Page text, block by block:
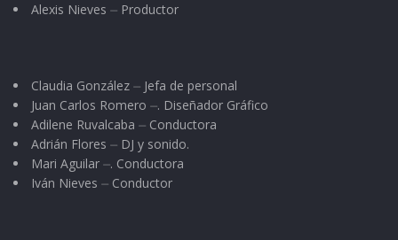
Alexis Nieves ⏤ Productor
Claudia González ⏤ Jefa de personal
Juan Carlos Romero ⏤. Diseñador Gráfico
Adilene Ruvalcaba ⏤ Conductora
Adrián Flores ⏤ DJ y sonido.
Mari Aguilar ⏤. Conductora
Iván Nieves ⏤ Conductor